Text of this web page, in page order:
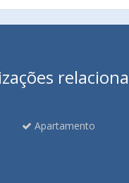
Apartamento